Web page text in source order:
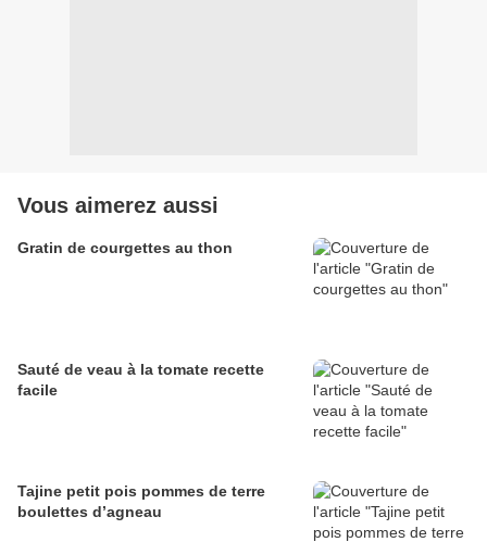
Vous aimerez aussi
Gratin de courgettes au thon
Sauté de veau à la tomate recette
facile
Tajine petit pois pommes de terre
boulettes d’agneau